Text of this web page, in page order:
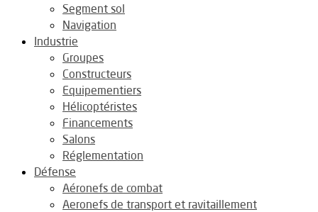
Segment sol
Navigation
Industrie
Groupes
Constructeurs
Equipementiers
Hélicoptéristes
Financements
Salons
Réglementation
Défense
Aéronefs de combat
Aeronefs de transport et ravitaillement